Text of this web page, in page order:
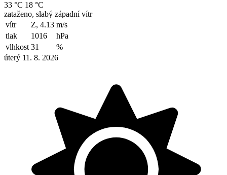
33 °C 18 °C
zataženo, slabý západní vítr
vítr
Z, 4.13 m/s
tlak
1016
hPa
vlhkost 31
%
úterý 11. 8. 2026